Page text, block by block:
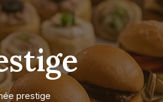
prestige